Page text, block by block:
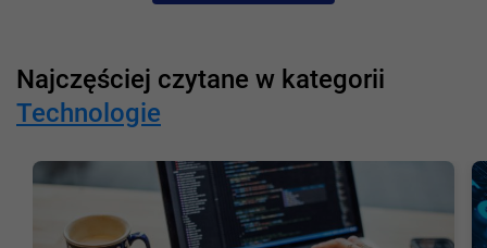
Najczęściej czytane w kategorii
Technologie